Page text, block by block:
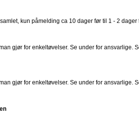
kun påmelding ca 10 dager før til 1 - 2 dager
gjør for enkeltøvelser. Se under for ansvarlige.
gjør for enkeltøvelser. Se under for ansvarlige.